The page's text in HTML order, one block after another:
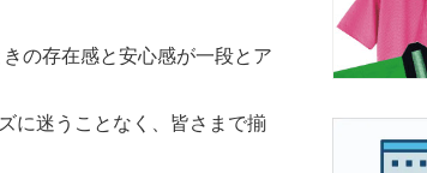
の存在感と安心感が一段とア
に迷うことなく、皆さまで揃